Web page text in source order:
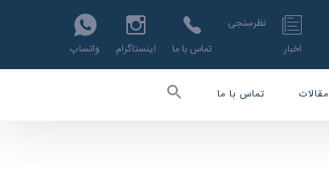
واتساپ اینستاگرام تماس با ما
نظرسنجی
اخبار
مقالات تماس با ما